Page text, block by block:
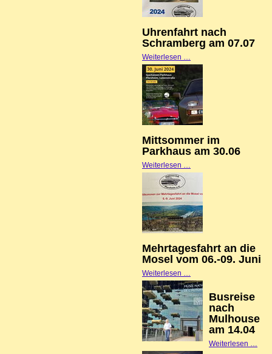
am
Uhrenfahrt nach
Schramberg am 07.07
Weiterlesen …
Schramberg
am
07.07
Mittsommer im
Parkhaus am 30.06
Weiterlesen …
Parkhaus
am
30.06
Mehrtagesfahrt an die
Mosel vom 06.-09. Juni
Weiterlesen …
an
die
Mosel
vom
06.-09.
Busreise
nach
Mulhouse
am 14.04
Weiterlesen …